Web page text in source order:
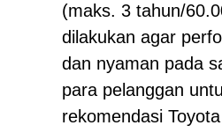
(maks. 3 tahun/
dilakukan agar
dan nyaman pada
para pelanggan
rekomendasi